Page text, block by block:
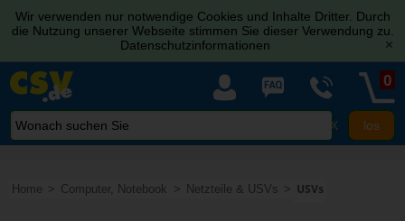
Wir verwenden nur notwendige Cookies und Inhalte Dritter. Durch
die Nutzung unserer Webseite stimmen Sie dieser Verwendung zu.
Datenschutzinformationen
[x]
X
0
Home Computer, Notebook Netzteile & USVs USVs